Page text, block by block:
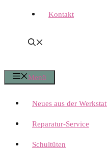
Kontakt
Menü
Neues aus der
Reparatur-Service
Schultüten